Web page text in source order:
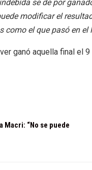
se de por
modificar el
como el que pasó en el
ganó aquella final el
“No se puede